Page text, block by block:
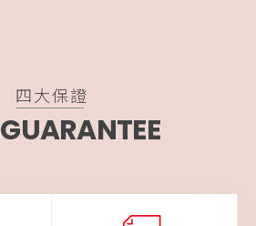
四大保證
GUARANTEE